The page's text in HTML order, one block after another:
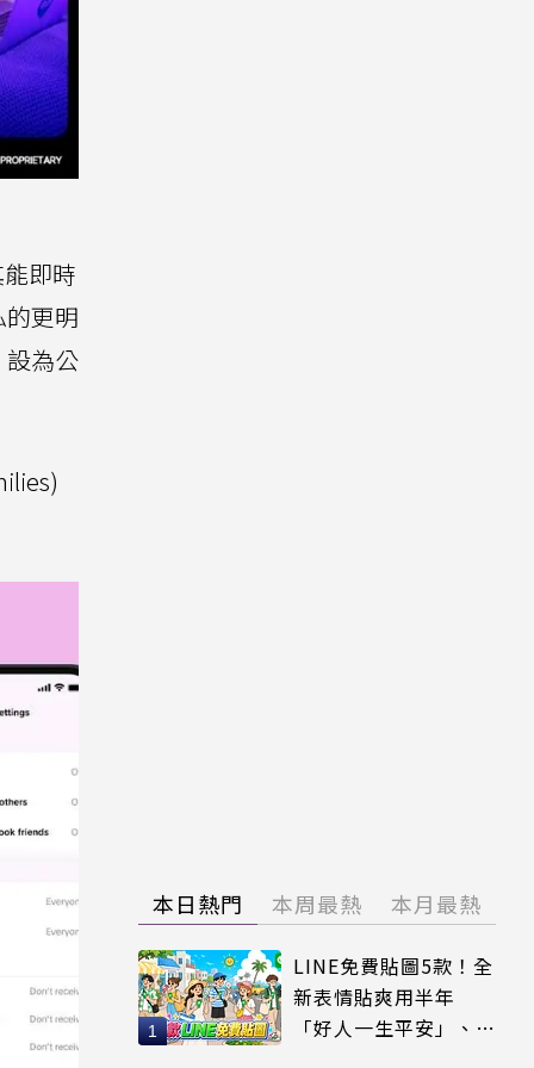
即時
更明
為公
本日熱門 本周最熱 本月最熱
LINE免費貼圖5款！全
新表情貼爽用半年
「好人一生平安」、